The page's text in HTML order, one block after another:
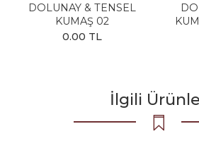
DOLUNAY & TENSEL
KUMAŞ 02
0.00 TL
İlgili